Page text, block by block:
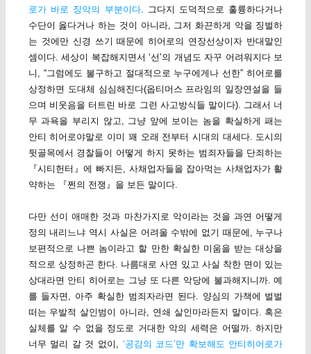
로가 바로 징악의 부분이다. 그다지 도덕적으로 훌륭하다거나
수단이 옳다거나 하는 것이 아니라, 그저 화끈하게 악을 징벌하
는 것에만 신경 쓰기 때문에 히어로의 연장선상이자 반대말인
셈이다. 세상이 복잡해지면서 ‘선’의 개념도 자꾸 어려워지다 보
니, “그럼에도 불구하고 절대적으로 누구에게나 선한” 히어로를
상정하면 도대체 심심해진다(옵티머스 프라임의 일장연설을 들
으며 비웃음을 터트린 바로 그런 사고방식들 말이다). 그래서 너
무 과욕을 부리지 않고, 그냥 앞에 보이는 놈을 확실하게 패는
안티 히어로야말로 이미 꽤 오래 전부터 시대의 대세다. 도시의
뒷골목에서 경찰들이 어떻게 하지 못하는 범죄자들을 단죄하는
『시티헌터』에 빠지든, 사채업자들을 잡아먹는 사채업자가 활
약하는 『쩐의 전쟁』을 보든 말이다.
다만 선이 애매한 것과 마찬가지로 악이라는 것을 과연 어떻게
정의 내리느냐 역시 사실은 어려울 수밖에 없기 때문에, 누구나
보편적으로 나쁜 놈이라고 할 만한 확실한 미움을 받는 대상을
적으로 상정하곤 한다. 나름대로 사연 있고 사실 착한 면이 있는
상대라면 안티 히어로는 그냥 또 다른 악당에 불과해지니까. 예
를 들자면, 아주 확실한 범죄자라면 된다. 양심의 가책에 벌벌
떠는 우발적 살인범이 아니라, 연쇄 살인마라든지 말이다. 혹은
실체를 알 수 없을 정도로 거대한 악의 세력은 어떨까. 하지만
너무 멀리 갈 것 없이, ‘공감의 코드’만 확보해도 안티히어로가